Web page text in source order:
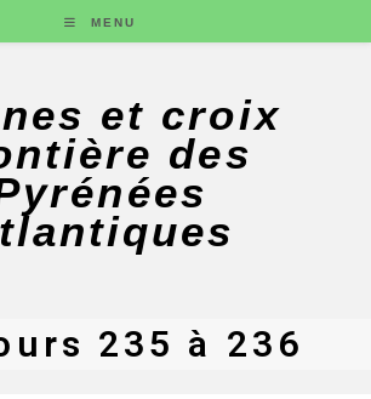
MENU
et croix
des
235 à 236